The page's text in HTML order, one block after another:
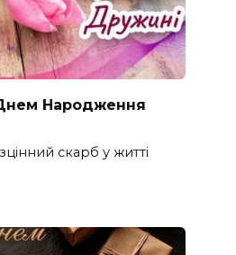
Народження
скарб у житті